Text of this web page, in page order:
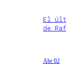
El
de
Abr 02